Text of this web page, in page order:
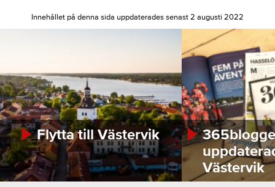
Innehållet på denna sida uppdaterades senast 2 augusti 2022
Flytta till Västervik
Västervik